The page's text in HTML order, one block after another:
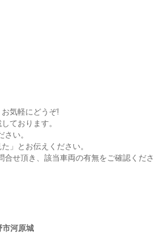
気軽にどうぞ!
ております。
い。
」とお伝えください。
せ頂き、該当車両の有無をご確認くださ
河原城